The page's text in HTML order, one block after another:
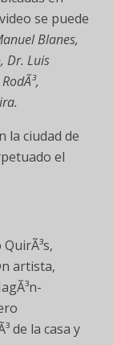
se puede
Blanes,
Dr. Luis
la ciudad de
el
artista,
de la casa y